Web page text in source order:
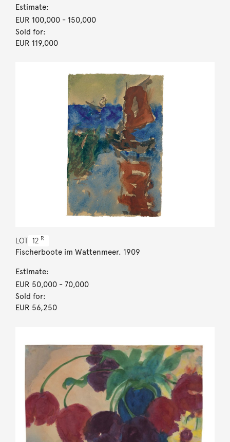
Estimate:
EUR 100,000- 150,000
Sold for:
EUR 119,000
LOT 12 R
Fischerboote im Wattenmeer. 1909
Estimate:
EUR 50,000- 70,000
Sold for:
EUR 56,250